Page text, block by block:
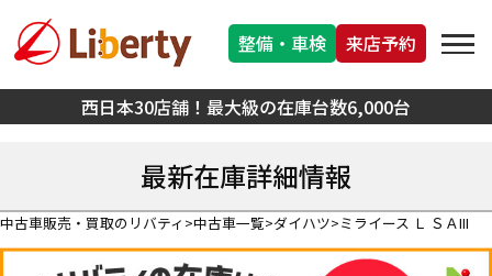
西日本30店舗！最大級の在庫台数6,000台
整備・車検 来店予約
最新在庫詳細情報
中古車販売・買取のリバティ 中古車一覧 ダイハツ ミライース Ｌ ＳＡIII